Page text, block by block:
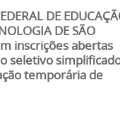
DE
DE SÃO
inscrições abertas
seletivo
temporária de